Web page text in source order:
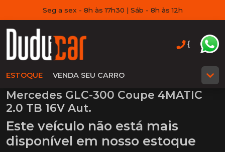
Seg a sex - 8h às 17h30 | Sáb - 8h às 12h
ESTOQUE VENDA SEU CARRO
{
Mercedes GLC-300 Coupe 4MATIC
2.0 TB 16V Aut.
Este veículo não está mais
disponível em nosso estoque